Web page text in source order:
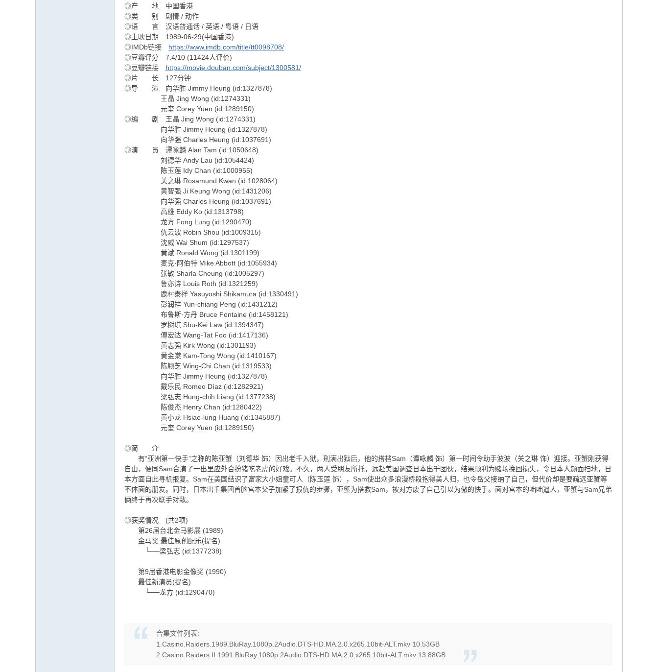
◎产 地 中国香港
◎类 别 剧情 / 动作
◎语 言 汉语普通话 / 英语 / 粤语 / 日语
◎上映日期 1989-06-29(中国香港)
◎IMDb链接 https://www.imdb.com/title/tt0098708/
◎豆瓣评分 7.4/10 (11424人评价)
◎豆瓣链接 https://movie.douban.com/subject/1300581/
◎片 长 127分钟
◎导 演 向华胜 Jimmy Heung (id:1327878)
王晶 Jing Wong (id:1274331)
元奎 Corey Yuen (id:1289150)
◎编 剧 王晶 Jing Wong (id:1274331)
向华胜 Jimmy Heung (id:1327878)
向华强 Charles Heung (id:1037691)
◎演 员 谭咏麟 Alan Tam (id:1050648)
刘德华 Andy Lau (id:1054424)
陈玉莲 Idy Chan (id:1000955)
关之琳 Rosamund Kwan (id:1028064)
黄智强 Ji Keung Wong (id:1431206)
向华强 Charles Heung (id:1037691)
高雄 Eddy Ko (id:1313798)
龙方 Fong Lung (id:1290470)
仇云波 Robin Shou (id:1009315)
沈威 Wai Shum (id:1297537)
黄斌 Ronald Wong (id:1301199)
麦克·阿伯特 Mike Abbott (id:1055934)
张敏 Sharla Cheung (id:1005297)
鲁亦诗 Louis Roth (id:1321259)
鹿村泰祥 Yasuyoshi Shikamura (id:1330491)
彭润祥 Yun-chiang Peng (id:1431212)
布鲁斯·方丹 Bruce Fontaine (id:1458121)
罗树琪 Shu-Kei Law (id:1394347)
傅宏达 Wang-Tat Foo (id:1417136)
黄志强 Kirk Wong (id:1301193)
黄金棠 Kam-Tong Wong (id:1410167)
陈颖芝 Wing-Chi Chan (id:1319533)
向华胜 Jimmy Heung (id:1327878)
戴乐民 Romeo Díaz (id:1282921)
梁弘志 Hung-chih Liang (id:1377238)
陈俊杰 Henry Chan (id:1280422)
黄小龙 Hsiao-lung Huang (id:1345887)
元奎 Corey Yuen (id:1289150)
◎简 介
有“亚洲第一快手”之称的陈亚蟹（刘德华 饰）因出老千入狱，刑满出狱后，他的搭档Sam（谭咏麟 饰）第一时间令助手波波（关之琳 饰）迎接。亚蟹刚获得
自由，便同Sam合演了一出里应外合扮猪吃老虎的好戏。不久，两人受朋友所托，远赴美国调查日本出千团伙，结果顺利为赌场挽回损失，令日本人颜面扫地，日
本方面自此寻机报复。Sam在美国结识了富家大小姐童可人（陈玉莲 饰），Sam使出众多浪漫桥段抱得美人归，也令岳父接纳了自己，但代价却是要疏远亚蟹等
不体面的朋友。同时，日本出千集团首脑宫本父子加紧了报仇的步骤，亚蟹为搭救Sam，被对方废了自己引以为傲的快手。面对宫本的咄咄逼人，亚蟹与Sam兄弟
俩终于再次联手对敌。
◎获奖情况 (共2项)
第26届台北金马影展 (1989)
金马奖 最佳原创配乐(提名)
└──梁弘志 (id:1377238)
第9届香港电影金像奖 (1990)
最佳新演员(提名)
└──龙方 (id:1290470)
合集文件列表:
1.Casino.Raiders.1989.BluRay.1080p.2Audio.DTS-HD.MA.2.0.x265.10bit-ALT.mkv 10.53GB
2.Casino.Raiders.II.1991.BluRay.1080p.2Audio.DTS-HD.MA.2.0.x265.10bit-ALT.mkv 13.88GB